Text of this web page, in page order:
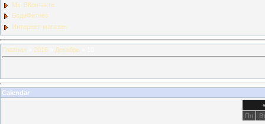
Мы ВКонтакте
БодиФитнес
Интернет-магазин
Главная 2016 Декабрь
Calendar
Пн